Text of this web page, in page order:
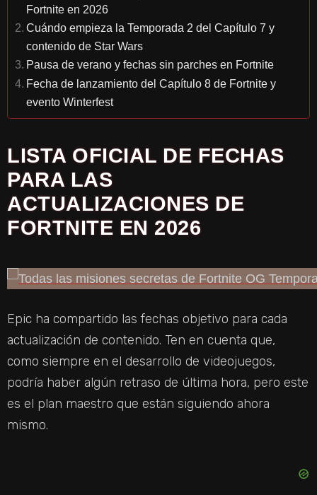
Fortnite en 2026
Cuándo empieza la Temporada 2 del Capítulo 7 y
contenido de Star Wars
Pausa de verano y fechas sin parches en Fortnite
Fecha de lanzamiento del Capítulo 8 de Fortnite y
evento Winterfest
LISTA OFICIAL DE FECHAS
PARA LAS
ACTUALIZACIONES DE
FORTNITE EN 2026
Epic ha compartido las fechas objetivo para cada
actualización de contenido. Ten en cuenta que,
como siempre en el desarrollo de videojuegos,
podría haber algún retraso de última hora, pero este
es el plan maestro que están siguiendo ahora
mismo.